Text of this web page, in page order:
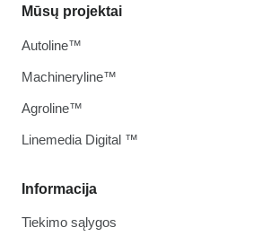
Informacija
Tiekimo sąlygos
Mūsų projektai
Autoline™
Machineryline™
Agroline™
Linemedia Digital ™